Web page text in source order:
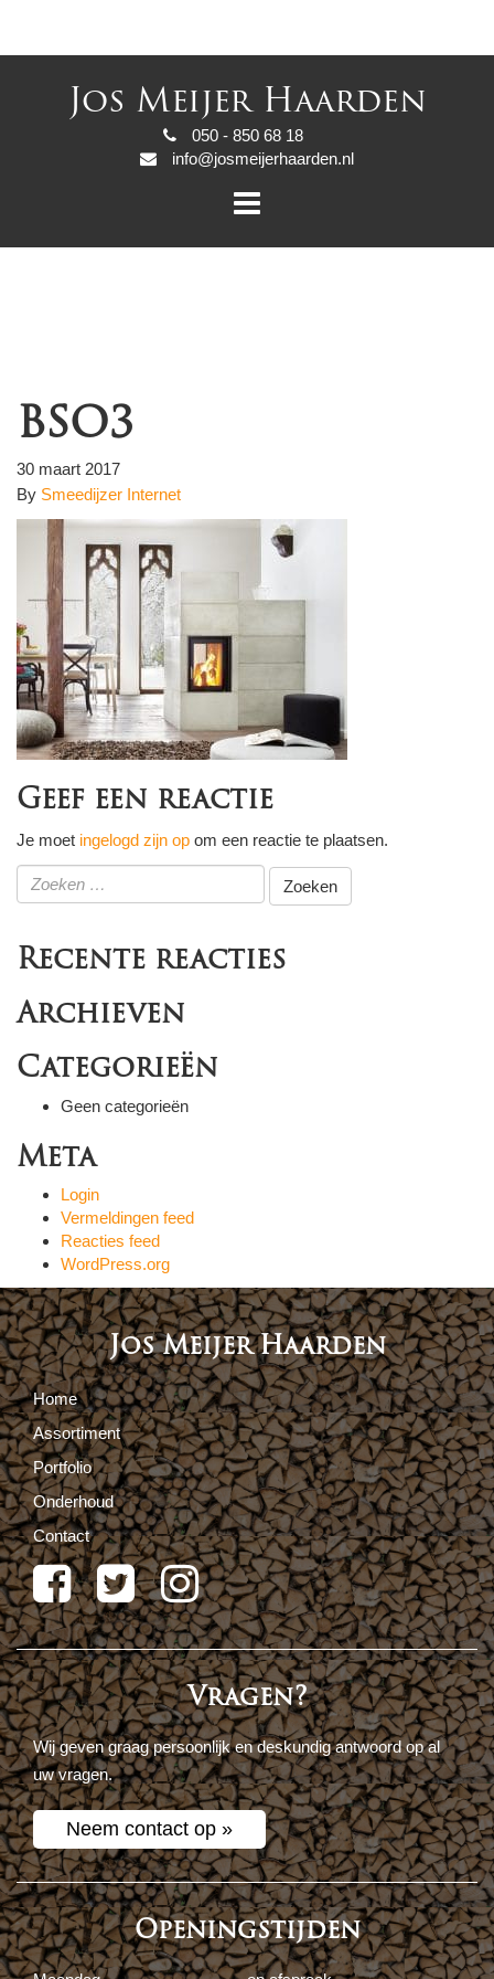
Jos Meijer Haarden
050 - 850 68 18
info@josmeijerhaarden.nl
BSO3
30 maart 2017
By Smeedijzer Internet
Geef een reactie
Je moet ingelogd zijn op om een reactie te plaatsen.
Zoeken
naar:
Recente reacties
Archieven
Categorieën
Geen categorieën
Meta
Login
Vermeldingen feed
Reacties feed
WordPress.org
Jos Meijer Haarden
Home
Assortiment
Portfolio
Onderhoud
Contact
Vragen?
Wij geven graag persoonlijk en deskundig antwoord op al
uw vragen.
Neem contact op »
Openingstijden